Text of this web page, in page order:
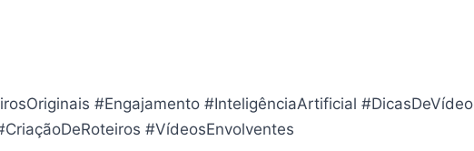
#Engajamento #InteligênciaArtificial #DicasDeVídeo
#VídeosEnvolventes